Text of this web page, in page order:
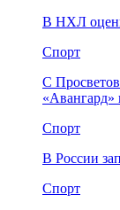
В НХЛ
Спорт
С
Спорт
В России
Спорт